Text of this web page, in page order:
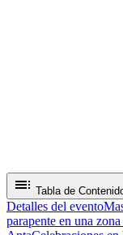
toc Tabla de
Detalles del evento
parapente en una